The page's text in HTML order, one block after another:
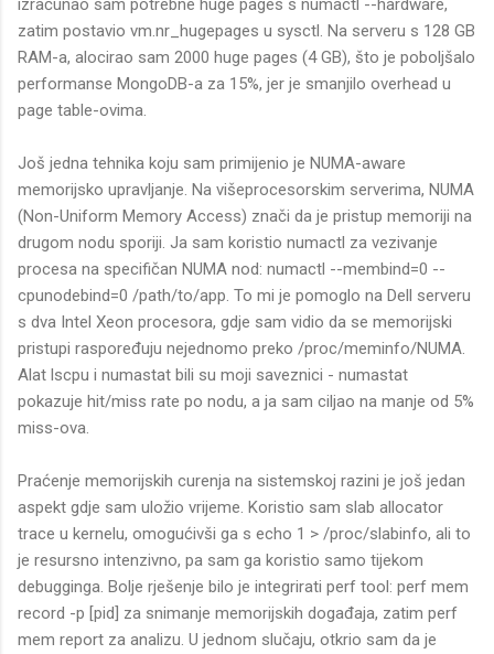
zatim postavio vm.nr_hugepages u sysctl. Na serveru s 128 GB
RAM-a, alocirao sam 2000 huge pages (4 GB), što je poboljšalo
performanse MongoDB-a za 15%, jer je smanjilo overhead u
page table-ovima.
Još jedna tehnika koju sam primijenio je NUMA-aware
memorijsko upravljanje. Na višeprocesorskim serverima, NUMA
(Non-Uniform Memory Access) znači da je pristup memoriji na
drugom nodu sporiji. Ja sam koristio numactl za vezivanje
procesa na specifičan NUMA nod: numactl --membind=0 --
cpunodebind=0 /path/to/app. To mi je pomoglo na Dell serveru
s dva Intel Xeon procesora, gdje sam vidio da se memorijski
pristupi raspoređuju nejednomo preko /proc/meminfo/NUMA.
Alat lscpu i numastat bili su moji saveznici - numastat
pokazuje hit/miss rate po nodu, a ja sam ciljao na manje od 5%
miss-ova.
Praćenje memorijskih curenja na sistemskoj razini je još jedan
aspekt gdje sam uložio vrijeme. Koristio sam slab allocator
trace u kernelu, omogućivši ga s echo 1 > /proc/slabinfo, ali to
je resursno intenzivno, pa sam ga koristio samo tijekom
debugginga. Bolje rješenje bilo je integrirati perf tool: perf mem
record -p [pid] za snimanje memorijskih događaja, zatim perf
mem report za analizu. U jednom slučaju, otkrio sam da je